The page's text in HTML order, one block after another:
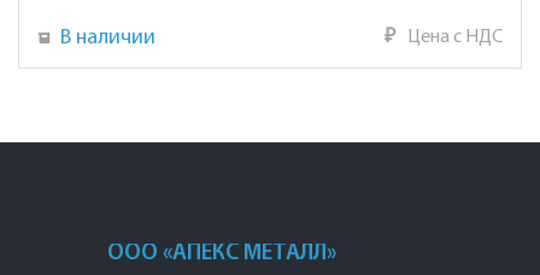
В наличии ₽ Цена с НДС
ООО «АПЕКС МЕТАЛЛ»